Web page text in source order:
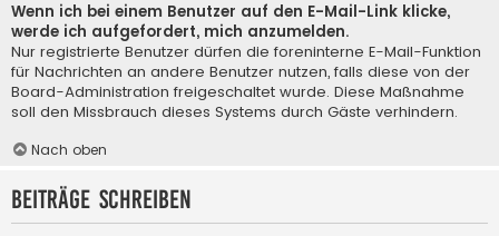
Wenn ich bei einem Benutzer auf den E-Mail-Link klicke,
werde ich aufgefordert, mich anzumelden.
Nur registrierte Benutzer dürfen die foreninterne E-Mail-Funktion
für Nachrichten an andere Benutzer nutzen, falls diese von der
Board-Administration freigeschaltet wurde. Diese Maßnahme
soll den Missbrauch dieses Systems durch Gäste verhindern.
Nach oben
Beiträge schreiben